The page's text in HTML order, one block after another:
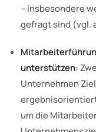
– insbesondere
gefragt sind (vgl.
unterstützen:
Unternehmen
um die